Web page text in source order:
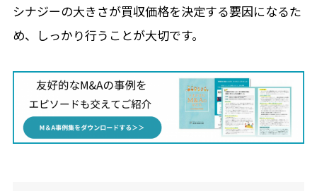
シナジーの大きさが買収価格を決定する要因になるた
め、しっかり行うことが大切です。